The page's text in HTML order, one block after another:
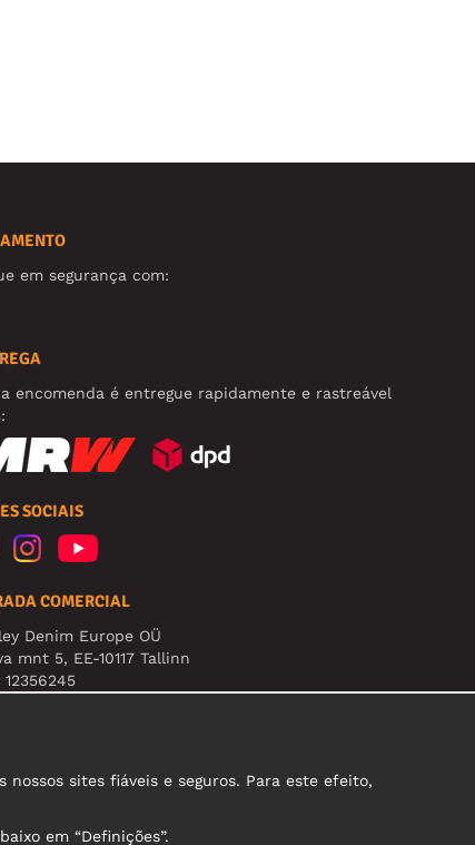
em segurança com:
encomenda é entregue rapidamente e rastreável
SOCIAIS
COMERCIAL
Denim Europe OÜ
mnt 5, EE-10117 Tallinn
12356245
sites fiáveis e seguros. Para este efeito,
em “Definições”.